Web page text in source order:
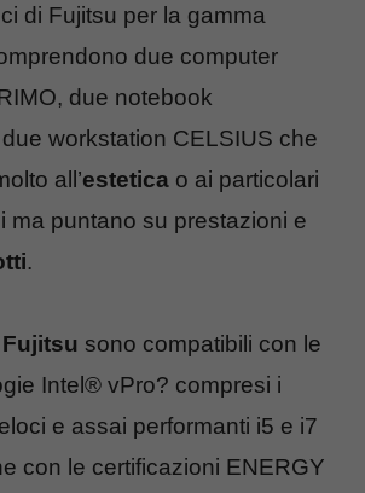
di Fujitsu per la gamma
due computer
due notebook
workstation CELSIUS che
all’estetica o ai particolari
ma puntano su prestazioni e
.
sono compatibili con le
Intel® vPro? compresi i
e assai performanti i5 e i7
con le certificazioni ENERGY